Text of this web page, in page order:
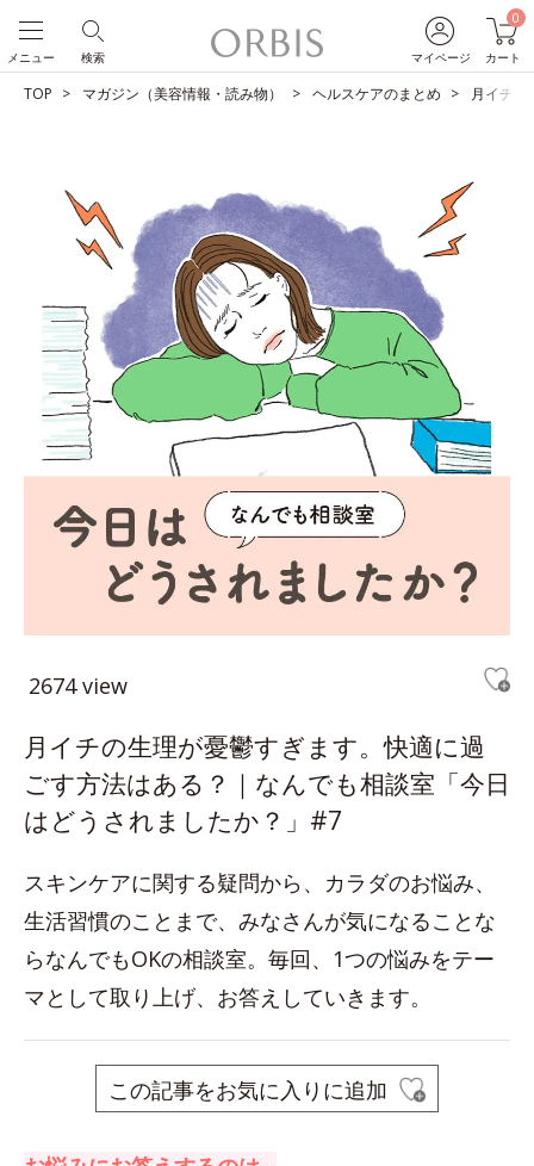
マイページ
0
カート
検索
メニュー
TOP マガジン（美容情報・読み物） ヘルスケアのまとめ 月イチ
2674 view
月イチの生理が憂鬱すぎます。快適に過
ごす方法はある？｜なんでも相談室「今日
はどうされましたか？」#7
スキンケアに関する疑問から、カラダのお悩み、
生活習慣のことまで、みなさんが気になることな
らなんでもOKの相談室。毎回、1つの悩みをテー
マとして取り上げ、お答えしていきます。
この記事をお気に入りに追加